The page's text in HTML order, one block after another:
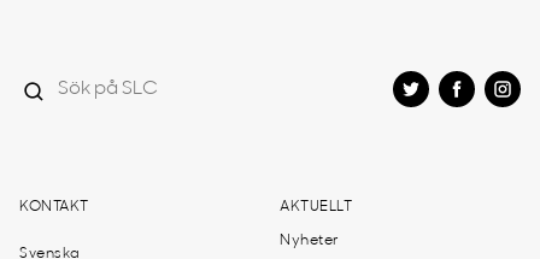
KONTAKT
Svenska
AKTUELLT
Nyheter